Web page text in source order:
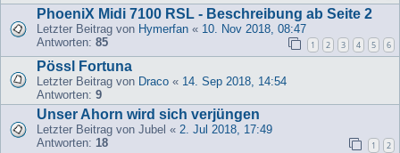
PhoeniX Midi 7100 RSL - Beschreibung ab Seite 2
Letzter Beitrag von Hymerfan « 10. Nov 2018, 08:47
Antworten: 85 1 2 3 4 5 6
Pössl Fortuna
Letzter Beitrag von Draco « 14. Sep 2018, 14:54
Antworten: 9
Unser Ahorn wird sich verjüngen
Letzter Beitrag von Jubel « 2. Jul 2018, 17:49
Antworten: 18 1 2